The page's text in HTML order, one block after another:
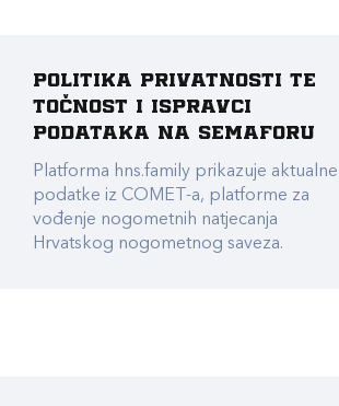
Politika privatnosti te
točnost i ispravci
podataka na Semaforu
Platforma hns.family prikazuje aktualne
podatke iz COMET-a, platforme za
vođenje nogometnih natjecanja
Hrvatskog nogometnog saveza.